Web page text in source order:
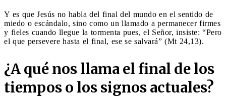
Y es que Jesús no habla del final del mundo en el sentido de
miedo o escándalo, sino como un llamado a permanecer firmes
y fieles cuando llegue la tormenta pues, el Señor, insiste: “Pero
el que persevere hasta el final, ese se salvará” (Mt 24,13).
¿A qué nos llama el final de los
tiempos o los signos actuales?